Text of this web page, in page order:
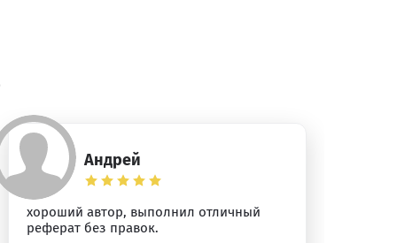
Андрей
хороший автор, выполнил отличный
реферат без правок.